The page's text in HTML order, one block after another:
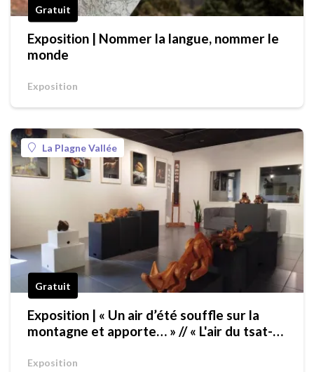
Gratuit
Exposition | Nommer la langue, nommer le
monde
Exposition
La Plagne Vallée
Gratuit
Exposition | « Un air d’été souffle sur la
montagne et apporte… » // « L'air du tsat-
Exposition